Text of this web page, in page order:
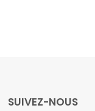
SUIVEZ-NOUS